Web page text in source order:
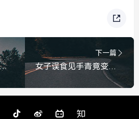
消费者直呼瓜不甜，农艺专家，西瓜口感确实不如往年，原因主要有这三点，消费者直呼瓜不甜，专家揭秘，今年口感差主要有这三点原因
下一篇
女子误食见手青竟变身社牛天花板，路人，你看见啥了？误食见手青变身社牛天花板！路人，你看见啥了？